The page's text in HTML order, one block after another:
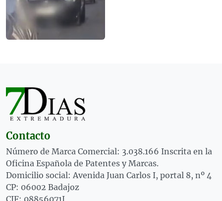
Contacto
Número de Marca Comercial: 3.038.166 Inscrita en la
Oficina Española de Patentes y Marcas.
Domicilio social: Avenida Juan Carlos I, portal 8, nº 4
CP: 06002 Badajoz